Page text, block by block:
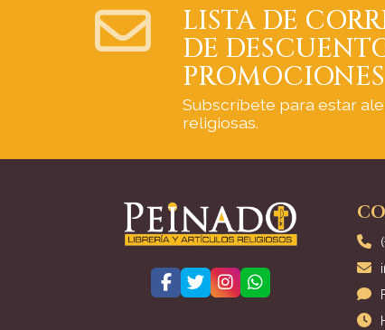
LISTA DE
DE
Subscríbete para estar
religiosas.